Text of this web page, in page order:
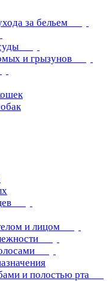
за бельем
и грызунов
и лицом
и полостью рта